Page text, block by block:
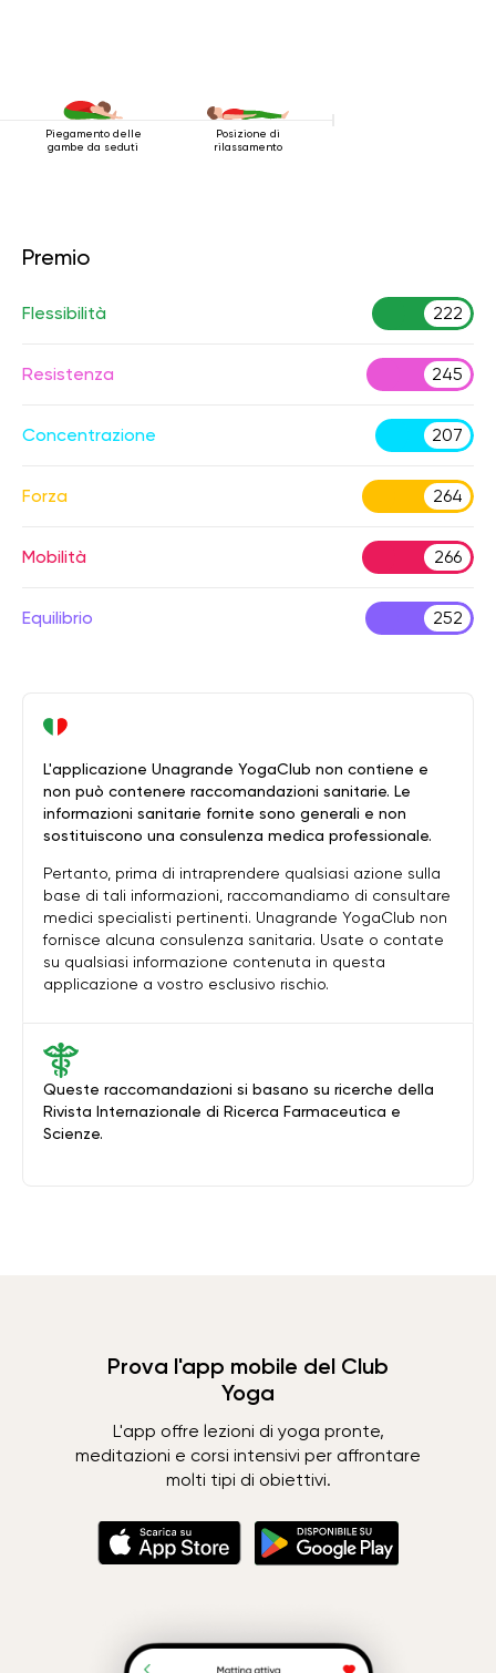
Piegamento delle
gambe da seduti
Posizione di
rilassamento
Premio
Flessibilità 222
Resistenza 245
Concentrazione 207
Forza 264
Mobilità 266
Equilibrio 252
Queste raccomandazioni si basano su ricerche della
Rivista Internazionale di Ricerca Farmaceutica e
Scienze.
L'applicazione Unagrande YogaClub non contiene e
non può contenere raccomandazioni sanitarie. Le
informazioni sanitarie fornite sono generali e non
sostituiscono una consulenza medica professionale.
Pertanto, prima di intraprendere qualsiasi azione sulla
base di tali informazioni, raccomandiamo di consultare
medici specialisti pertinenti. Unagrande YogaClub non
fornisce alcuna consulenza sanitaria. Usate o contate
su qualsiasi informazione contenuta in questa
applicazione a vostro esclusivo rischio.
Prova l'app mobile del Club
Yoga
L'app offre lezioni di yoga pronte,
meditazioni e corsi intensivi per affrontare
molti tipi di obiettivi.